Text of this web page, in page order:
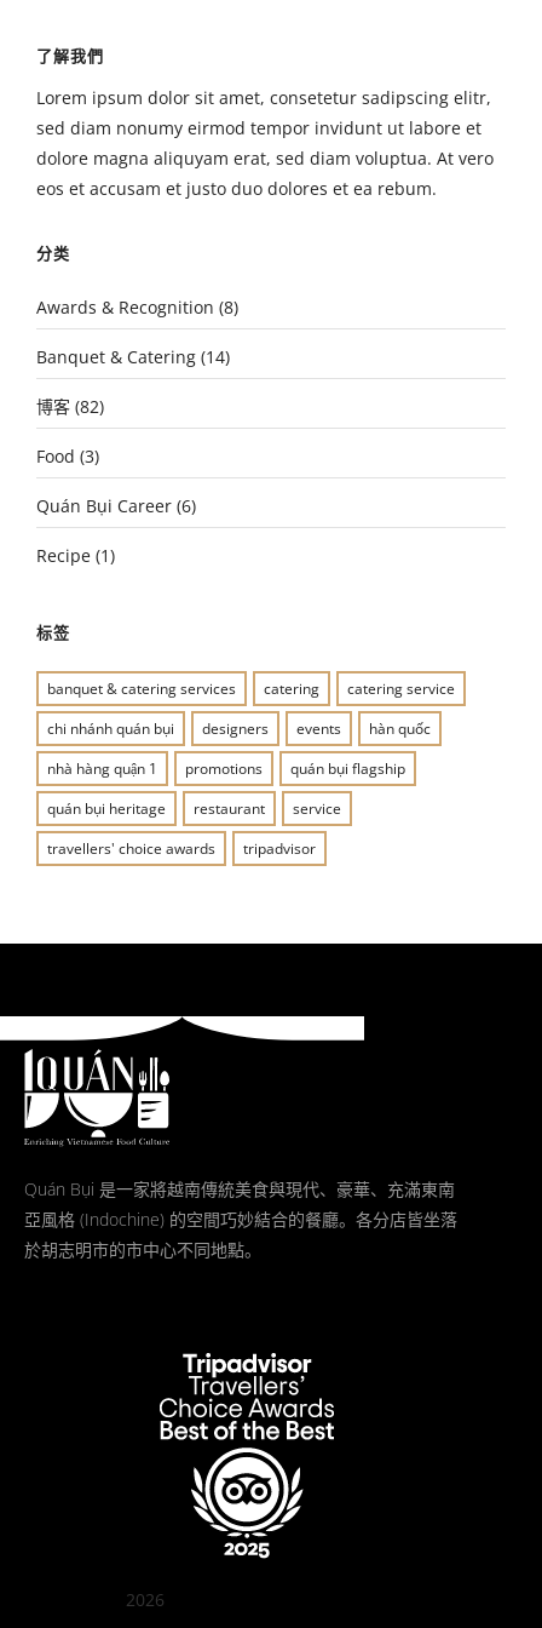
了解我們
Lorem ipsum dolor sit amet, consetetur sadipscing elitr,
sed diam nonumy eirmod tempor invidunt ut labore et
dolore magna aliquyam erat, sed diam voluptua. At vero
eos et accusam et justo duo dolores et ea rebum.
分类
Awards & Recognition (8)
Banquet & Catering (14)
博客 (82)
Food (3)
Quán Bụi Career (6)
Recipe (1)
标签
banquet & catering services catering
catering service
chi nhánh quán bụi
designers events
hàn quốc
nhà hàng quận 1
promotions
quán bụi flagship
quán bụi heritage
restaurant
service
travellers' choice awards
tripadvisor
Quán Bụi 是一家將越南傳統美食與現代、豪華、充滿東南
亞風格 (Indochine) 的空間巧妙結合的餐廳。各分店皆坐落
於胡志明市的市中心不同地點。
2026